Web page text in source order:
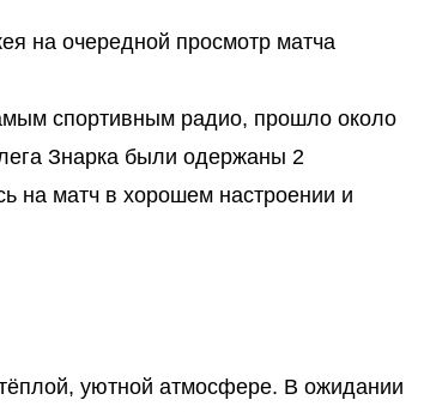
на очередной просмотр матча
спортивным радио, прошло около
Знарка были одержаны 2
на матч в хорошем настроении и
уютной атмосфере. В ожидании